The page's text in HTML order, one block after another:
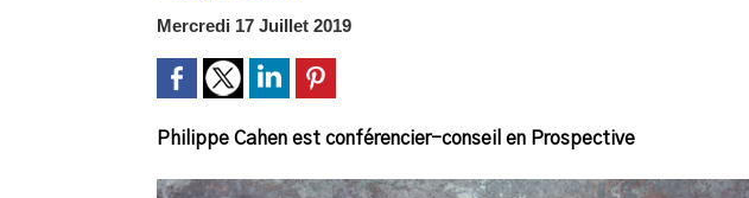
Mercredi 17 Juillet 2019
Philippe Cahen est conférencier-conseil en Prospective